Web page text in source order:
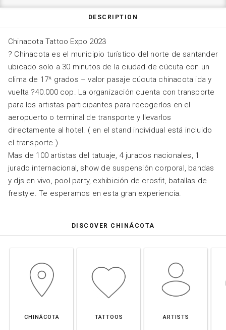
DESCRIPTION
Chinacota Tattoo Expo 2023
? Chinacota es el municipio turístico del norte de santander
ubicado solo a 30 minutos de la ciudad de cúcuta con un
clima de 17^ grados – valor pasaje cúcuta chinacota ida y
vuelta ?40.000 cop. La organización cuenta con transporte
para los artistas participantes para recogerlos en el
aeropuerto o terminal de transporte y llevarlos
directamente al hotel. ( en el stand individual está incluido
el transporte.)
Mas de 100 artistas del tatuaje, 4 jurados nacionales, 1
jurado internacional, show de suspensión corporal, bandas
y djs en vivo, pool party, exhibición de crosfit, batallas de
frestyle. Te esperamos en esta gran experiencia.
DISCOVER CHINÁCOTA
CHINÁCOTA TATTOOS ARTISTS